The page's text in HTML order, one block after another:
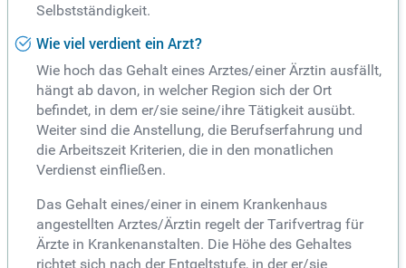
Selbstständigkeit.
Wie viel verdient ein Arzt?
Wie hoch das Gehalt eines Arztes/einer Ärztin ausfällt,
hängt ab davon, in welcher Region sich der Ort
befindet, in dem er/sie seine/ihre Tätigkeit ausübt.
Weiter sind die Anstellung, die Berufserfahrung und
die Arbeitszeit Kriterien, die in den monatlichen
Verdienst einfließen.
Das Gehalt eines/einer in einem Krankenhaus
angestellten Arztes/Ärztin regelt der Tarifvertrag für
Ärzte in Krankenanstalten. Die Höhe des Gehaltes
richtet sich nach der Entgeltstufe, in der er/sie